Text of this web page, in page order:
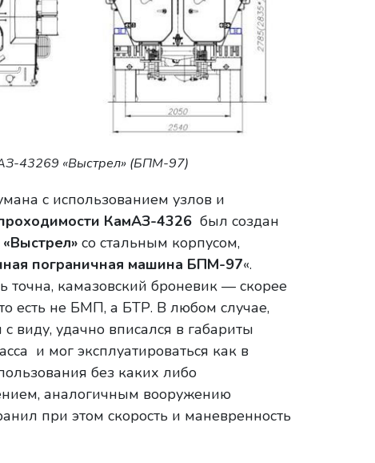
43269 «Выстрел» (БПМ-97)
с использованием узлов и
КамАЗ-4326 был создан
со стальным корпусом,
пограничная машина БПМ-97«.
камазовский броневик — скорее
есть не БМП, а БТР. В любом случае,
удачно вписался в габариты
и мог эксплуатироваться как в
без каких либо
аналогичным вооружению
при этом скорость и маневренность